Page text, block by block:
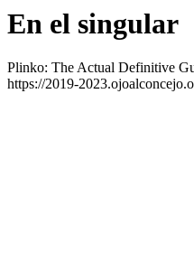
En el singular
Plinko: The Actual Definitive
https://2019-